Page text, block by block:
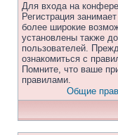
Для входа на
Регистрация
более широкие
установлены также
пользователей.
ознакомиться с
Помните, что ваше
правилами.
Общие